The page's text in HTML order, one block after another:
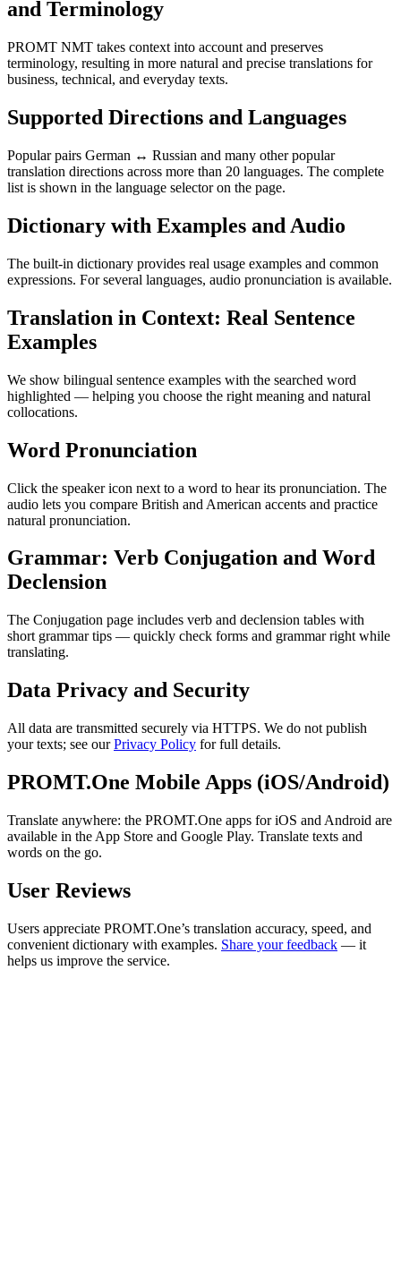
and Terminology
PROMT NMT takes context into account and preserves
terminology, resulting in more natural and precise translations for
business, technical, and everyday texts.
Supported Directions and Languages
Popular pairs German ↔ Russian and many other popular
translation directions across more than 20 languages. The complete
list is shown in the language selector on the page.
Dictionary with Examples and Audio
The built-in dictionary provides real usage examples and common
expressions. For several languages, audio pronunciation is available.
Translation in Context: Real Sentence
Examples
We show bilingual sentence examples with the searched word
highlighted — helping you choose the right meaning and natural
collocations.
Word Pronunciation
Click the speaker icon next to a word to hear its pronunciation. The
audio lets you compare British and American accents and practice
natural pronunciation.
Grammar: Verb Conjugation and Word
Declension
The Conjugation page includes verb and declension tables with
short grammar tips — quickly check forms and grammar right while
translating.
Data Privacy and Security
All data are transmitted securely via HTTPS. We do not publish
your texts; see ourPrivacy Policy for full details.
PROMT.One Mobile Apps (iOS/Android)
Translate anywhere: the PROMT.One apps for iOS and Android are
available in the App Store and Google Play. Translate texts and
words on the go.
User Reviews
Users appreciate PROMT.One’s translation accuracy, speed, and
convenient dictionary with examples. Share your feedback — it
helps us improve the service.